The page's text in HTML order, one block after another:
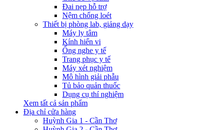
Đai nẹp hỗ trợ
Nệm chống loét
Thiết bị phòng lab, giảng dạy
Máy ly tâm
Kính hiển vi
Ống nghe y tế
Trang phục y tế
Máy xét nghiệm
Mô hình giải phẫu
Tủ bảo quản thuốc
Dụng cụ thí nghiệm
Xem tất cả sản phẩm
Địa chỉ cửa hàng
Huỳnh Gia 1 - Cần Thơ